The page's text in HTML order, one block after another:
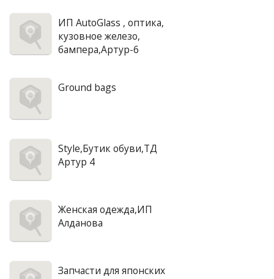
ИП AutoGlass , оптика,
кузовное железо,
бампера,Артур-6
Ground bags
Style,Бутик обуви,ТД
Артур 4
Женская одежда,ИП
Алданова
Запчасти для японских